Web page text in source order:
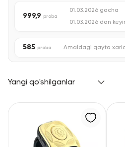
Bilaguzuklar
Kulonlar
Qimmatbaho toshli
999,9 proba
01.03.2026 gacha
01.03.2026 dan
585 proba Amaldagi qayta
Yangi qo'shilganlar